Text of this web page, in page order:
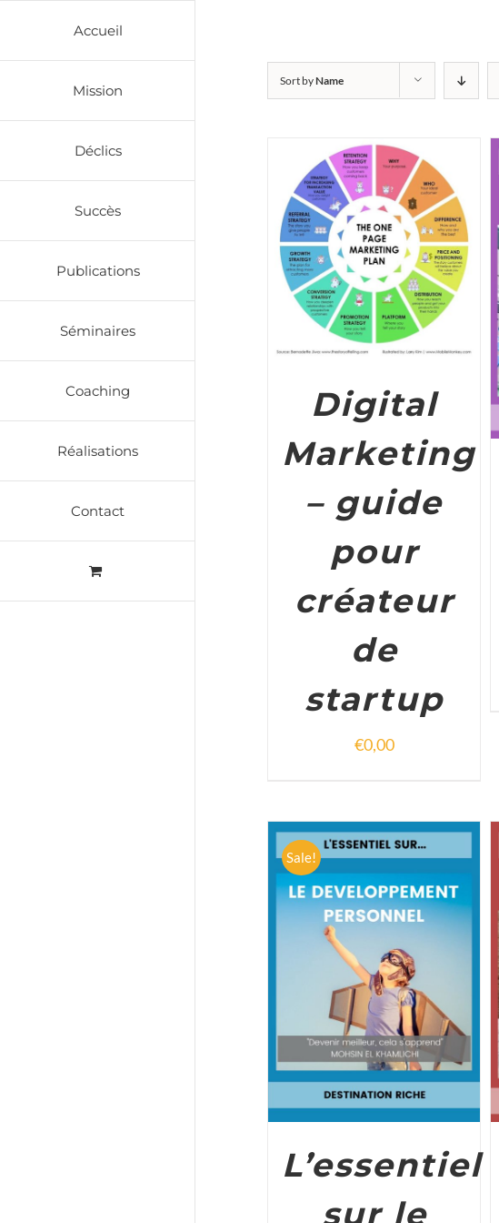
Accueil
Mission
Déclics
Succès
Publications
Séminaires
Coaching
Réalisations
Contact
Sort byName
ADD TO CART / DETAILS
Digital
Marketing
– guide
pour
créateur
de
startup
€0,00
Sale!
ADD TO CART / DETAILS
L’essentiel
sur le